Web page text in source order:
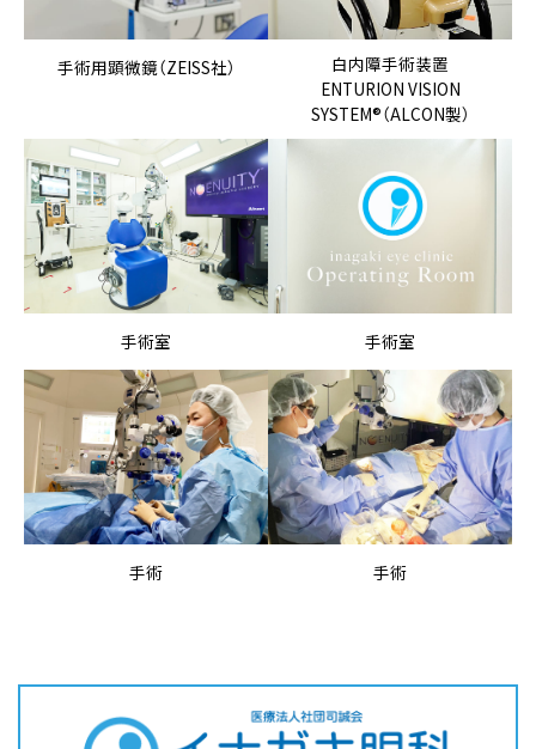
手術用顕微鏡（ZEISS社）
白内障手術装置
ENTURION VISION
SYSTEM®（ALCON製）
手術室 手術室
手術 手術